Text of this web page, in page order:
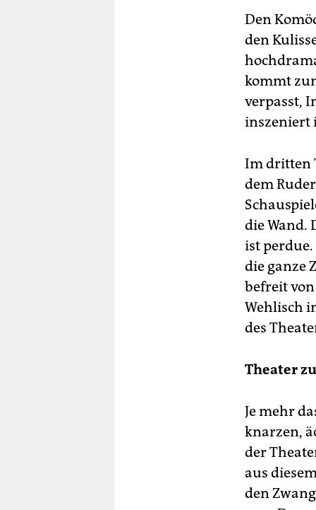
Den
den
kommt
verpasst,
inszeniert
Im dritten
dem
die Wand.
ist
die ganze
befreit
Wehlisch
des
Theater
Je mehr
knarzen,
der
aus
den